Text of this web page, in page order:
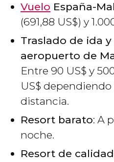
Vuelo España-
(691,88 US$) y
Traslado de ida
aeropuerto de
Entre 90 US$ y
US$ dependiendo
distancia.
Resort barato: A
noche.
Resort de calidad